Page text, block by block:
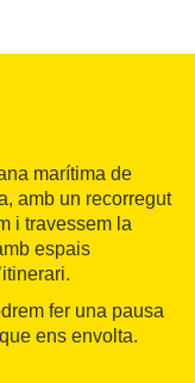
marítima de
amb un recorregut
i travessem la
espais
fer una pausa
ens envolta.